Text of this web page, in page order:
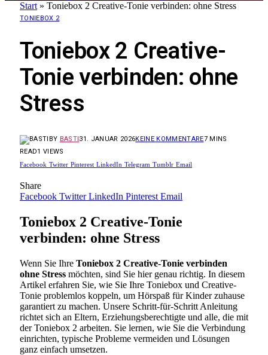
Start » Toniebox 2 Creative-Tonie verbinden: ohne Stress
TONIEBOX 2
Toniebox 2 Creative-
Tonie verbinden: ohne
Stress
BY BASTI31. JANUAR 2026KEINE KOMMENTARE7 MINS
READ1 VIEWS
Facebook Twitter Pinterest LinkedIn Telegram Tumblr Email
Share
Facebook Twitter LinkedIn Pinterest Email
Toniebox 2 Creative-Tonie
verbinden: ohne Stress
Wenn Sie Ihre Toniebox 2 Creative-Tonie verbinden
ohne Stress möchten, sind Sie hier genau richtig. In diesem
Artikel erfahren Sie, wie Sie Ihre Toniebox und Creative-
Tonie problemlos koppeln, um Hörspaß für Kinder zuhause
garantiert zu machen. Unsere Schritt-für-Schritt Anleitung
richtet sich an Eltern, Erziehungsberechtigte und alle, die mit
der Toniebox 2 arbeiten. Sie lernen, wie Sie die Verbindung
einrichten, typische Probleme vermeiden und Lösungen
ganz einfach umsetzen.